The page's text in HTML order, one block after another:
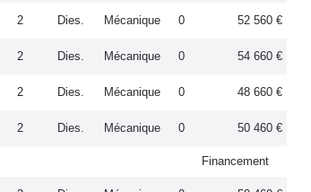
2 Dies. Mécanique 0 52 560 €
2 Dies. Mécanique 0 54 660 €
2 Dies. Mécanique 0 48 660 €
2 Dies. Mécanique 0 50 460 €
Financement